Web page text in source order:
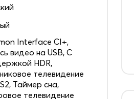
Interface CI+,
видео на USB, С
HDR,
телевидение
Таймер сна,
телевидение